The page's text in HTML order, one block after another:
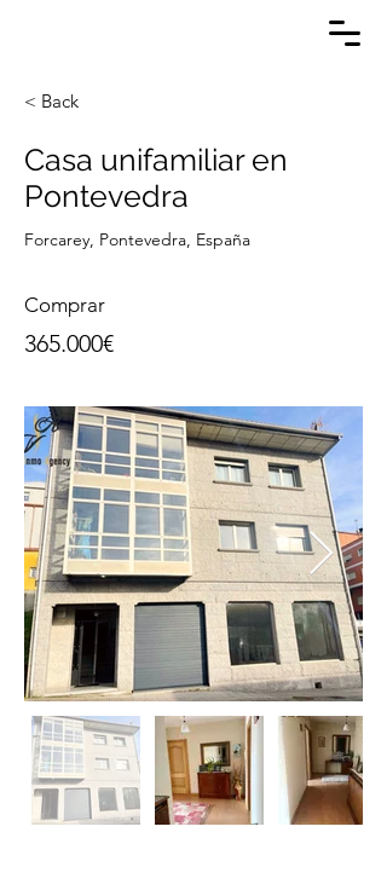
< Back
Casa unifamiliar en
Pontevedra
Forcarey, Pontevedra, España
Comprar
365.000€